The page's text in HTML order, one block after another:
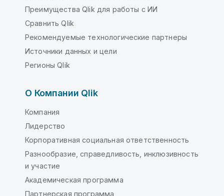
Преимущества Qlik для работы с ИИ
Сравнить Qlik
Рекомендуемые технологические партнеры
Источники данных и цели
Регионы Qlik
О Компании Qlik
Компания
Лидерство
Корпоративная социальная ответственность
Разнообразие, справедливость, инклюзивность
и участие
Академическая программа
Партнерская программа